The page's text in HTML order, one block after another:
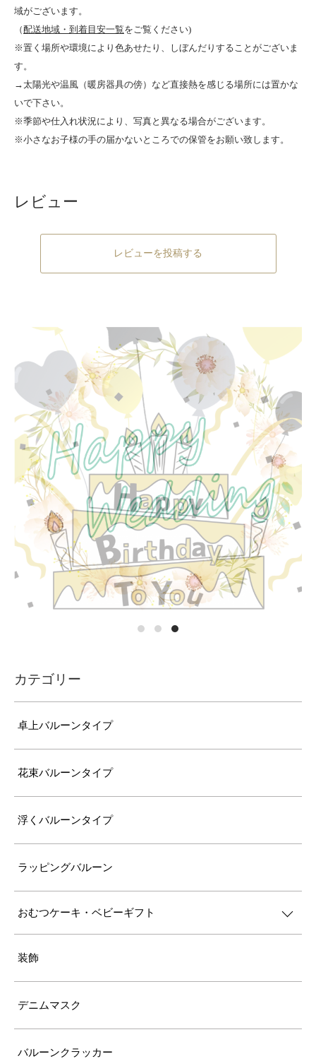
域がございます。
（配送地域・到着目安一覧をご覧ください)
※置く場所や環境により色あせたり、しぼんだりすることがございま
す。
→太陽光や温風（暖房器具の傍）など直接熱を感じる場所には置かな
いで下さい。
※季節や仕入れ状況により、写真と異なる場合がございます。
※小さなお子様の手の届かないところでの保管をお願い致します。
レビュー
レビューを投稿する
カテゴリー
卓上バルーンタイプ
花束バルーンタイプ
浮くバルーンタイプ
ラッピングバルーン
おむつケーキ・ベビーギフト
装飾
デニムマスク
バルーンクラッカー